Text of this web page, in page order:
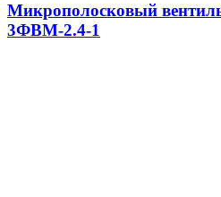
Микрополосковый
3ФВМ-2.4-1